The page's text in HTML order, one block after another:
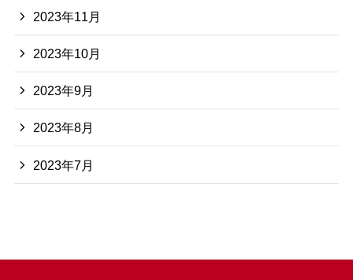
2023年11月
2023年10月
2023年9月
2023年8月
2023年7月